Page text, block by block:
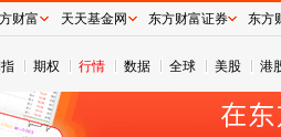
期权 行情 数据 全球 美股 港
财富 天天基金网 东方财富证券 东方